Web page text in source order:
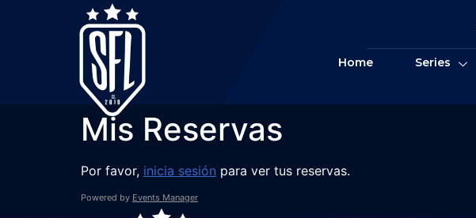
Home Series
Mis Reservas
Por favor, inicia sesión para ver tus reservas.
Powered by Events Manager